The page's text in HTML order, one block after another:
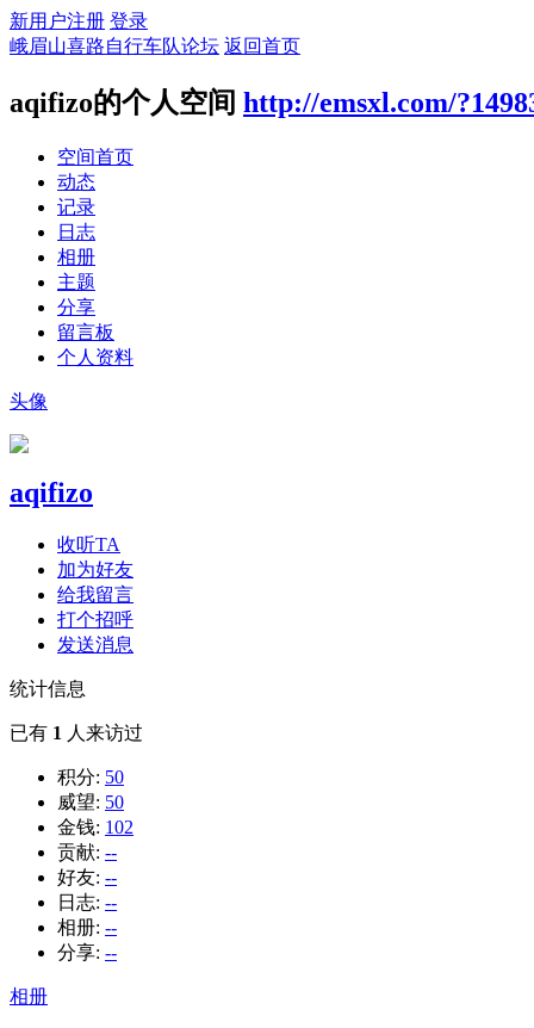
新用户注册 登录
峨眉山喜路自行车队论坛 返回首页
aqifizo的个人空间 http://emsxl.com/
空间首页
动态
记录
日志
相册
主题
分享
留言板
个人资料
头像
aqifizo
收听TA
加为好友
给我留言
打个招呼
发送消息
统计信息
已有 1 人来访过
积分: 50
威望: 50
金钱: 102
贡献: --
好友: --
日志: --
相册: --
分享: --
相册